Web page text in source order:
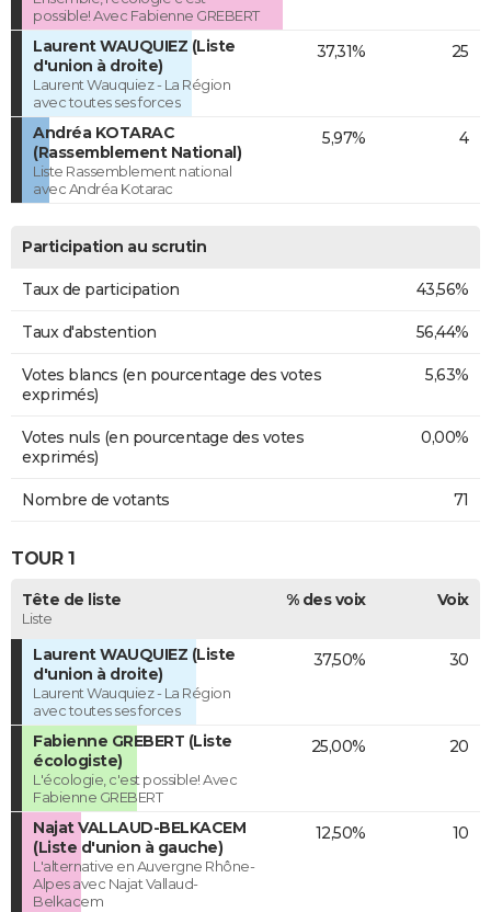
possible! Avec Fabienne GREBERT
Laurent WAUQUIEZ (Liste
d'union à droite)
Laurent Wauquiez - La Région
avec toutes ses forces
37,31% 25
Andréa KOTARAC
(Rassemblement National)
Liste Rassemblement national
avec Andréa Kotarac
5,97% 4
Participation au scrutin
Taux de participation 43,56%
Taux d'abstention 56,44%
Votes blancs (en pourcentage des votes
exprimés)
5,63%
Votes nuls (en pourcentage des votes
exprimés)
0,00%
Nombre de votants 71
TOUR 1
Tête de liste
Liste
% des voix Voix
Laurent WAUQUIEZ (Liste
d'union à droite)
Laurent Wauquiez - La Région
avec toutes ses forces
37,50% 30
Fabienne GREBERT (Liste
écologiste)
L'écologie, c'est possible! Avec
Fabienne GREBERT
25,00% 20
Najat VALLAUD-BELKACEM
(Liste d'union à gauche)
L'alternative en Auvergne Rhône-
Alpes avec Najat Vallaud-
Belkacem
12,50% 10